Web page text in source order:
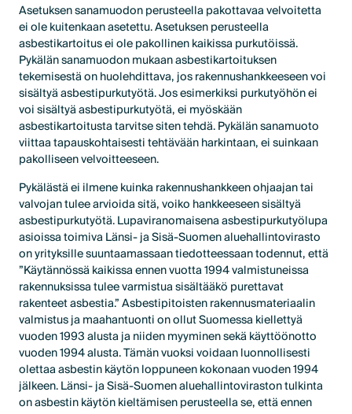
Asetuksen sanamuodon perusteella pakottavaa velvoitetta
ei ole kuitenkaan asetettu. Asetuksen perusteella
asbestikartoitus ei ole pakollinen kaikissa purkutöissä.
Pykälän sanamuodon mukaan asbestikartoituksen
tekemisestä on huolehdittava, jos rakennushankkeeseen voi
sisältyä asbestipurkutyötä. Jos esimerkiksi purkutyöhön ei
voi sisältyä asbestipurkutyötä, ei myöskään
asbestikartoitusta tarvitse siten tehdä. Pykälän sanamuoto
viittaa tapauskohtaisesti tehtävään harkintaan, ei suinkaan
pakolliseen velvoitteeseen.
Pykälästä ei ilmene kuinka rakennushankkeen ohjaajan tai
valvojan tulee arvioida sitä, voiko hankkeeseen sisältyä
asbestipurkutyötä. Lupaviranomaisena asbestipurkutyölupa
asioissa toimiva Länsi- ja Sisä-Suomen aluehallintovirasto
on yrityksille suuntaamassaan tiedotteessaan todennut, että
”Käytännössä kaikissa ennen vuotta 1994 valmistuneissa
rakennuksissa tulee varmistua sisältääkö purettavat
rakenteet asbestia.” Asbestipitoisten rakennusmateriaalin
valmistus ja maahantuonti on ollut Suomessa kiellettyä
vuoden 1993 alusta ja niiden myyminen sekä käyttöönotto
vuoden 1994 alusta. Tämän vuoksi voidaan luonnollisesti
olettaa asbestin käytön loppuneen kokonaan vuoden 1994
jälkeen. Länsi- ja Sisä-Suomen aluehallintoviraston tulkinta
on asbestin käytön kieltämisen perusteella se, että ennen